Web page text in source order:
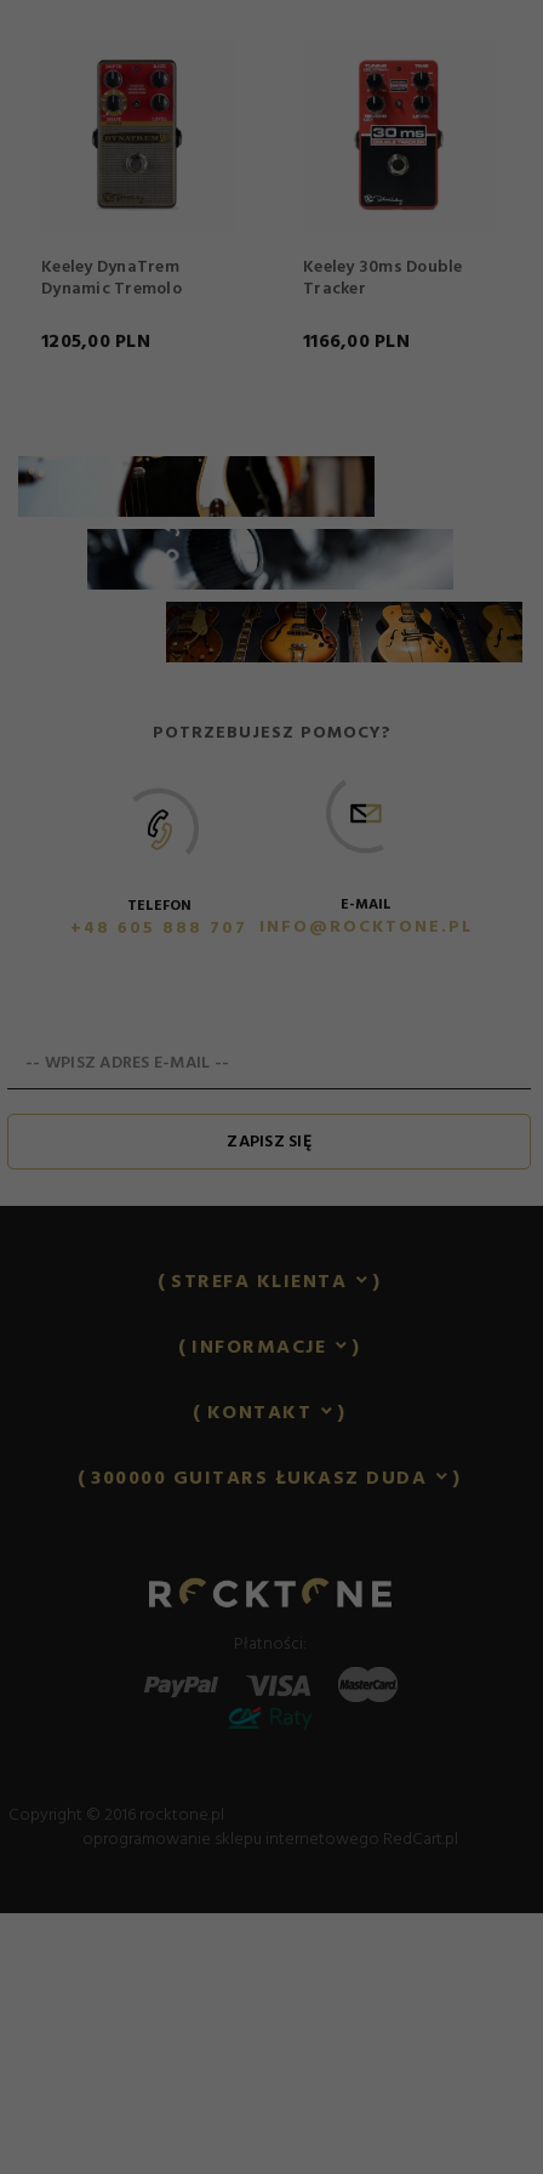
Keeley DynaTrem
Dynamic Tremolo
1205,00 PLN
Keeley 30ms Double
Tracker
1166,00 PLN
POTRZEBUJESZ POMOCY?
TELEFON
+48 605 888 707
E-MAIL
INFO@ROCKTONE.PL
-- WPISZ ADRES E-MAIL --
ZAPISZ SIĘ
STREFA KLIENTA
INFORMACJE
KONTAKT
300000 GUITARS ŁUKASZ DUDA
Płatności:
Copyright © 2016 rocktone.pl
oprogramowanie sklepu internetowego RedCart.pl